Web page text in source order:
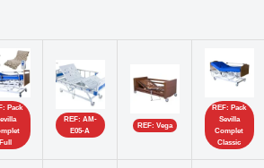
Pack
Full
REF: AM-
E05-A
REF: Vega
REF: Pack
Sevilla
Complet
Classic